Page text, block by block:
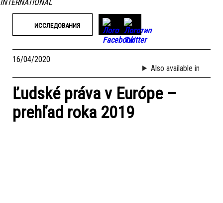
ИССЛЕДОВАНИЯ
16/04/2020
Also available in
Ľudské práva v Európe –
prehľad roka 2019